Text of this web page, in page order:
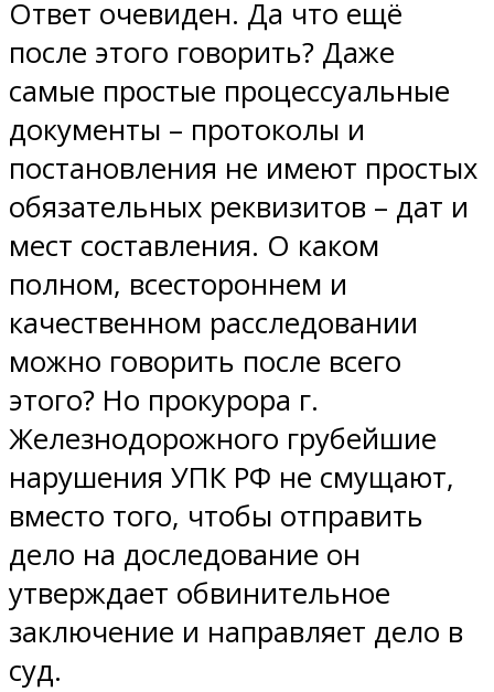
Ответ очевиден. Да что ещё
после этого говорить? Даже
самые простые процессуальные
документы – протоколы и
постановления не имеют простых
обязательных реквизитов – дат и
мест составления. О каком
полном, всестороннем и
качественном расследовании
можно говорить после всего
этого? Но прокурора г.
Железнодорожного грубейшие
нарушения УПК РФ не смущают,
вместо того, чтобы отправить
дело на доследование он
утверждает обвинительное
заключение и направляет дело в
суд.